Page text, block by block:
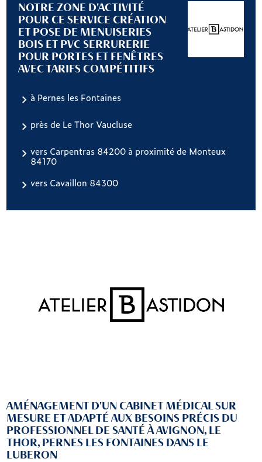
NOTRE ZONE D'ACTIVITÉ
POUR CE SERVICE CRÉATION
ET POSE DE MENUISERIES
BOIS ET PVC SERRURERIE
POUR PORTES ET FENÊTRES
AVEC TARIFS COMPÉTITIFS
à Pernes les Fontaines
près de Le Thor Vaucluse
vers Carpentras 84200 à proximité de Monteux
84170
vers Cavaillon 84300
AMÉNAGEMENT D'UN CABINET MÉDICAL SUR
MESURE ET ADAPTÉ AUX BESOINS PRÉCIS DU
PROFESSIONNEL DE SANTÉ À AVIGNON, LE
THOR, PERNES LES FONTAINES DANS LE
LUBERON